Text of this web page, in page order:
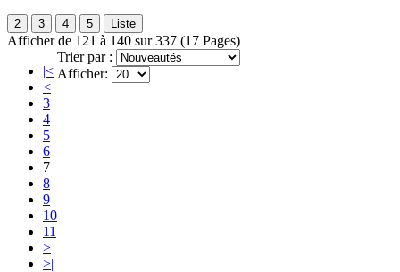
2 3 4 5 Liste
Afficher de 121 à 140 sur 337 (17 Pages)
|<
<
3
4
5
6
7
8
9
10
11
>
>|
Trier par :
Afficher: